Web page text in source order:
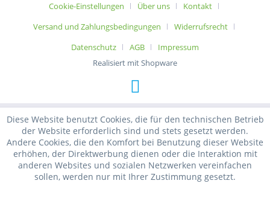
Cookie-Einstellungen Über uns
Kontakt
Versand und Zahlungsbedingungen
Widerrufsrecht
Datenschutz
AGB
Impressum
Realisiert mit Shopware
Diese Website benutzt Cookies, die für den technischen Betrieb
der Website erforderlich sind und stets gesetzt werden.
Andere Cookies, die den Komfort bei Benutzung dieser Website
erhöhen, der Direktwerbung dienen oder die Interaktion mit
anderen Websites und sozialen Netzwerken vereinfachen
sollen, werden nur mit Ihrer Zustimmung gesetzt.